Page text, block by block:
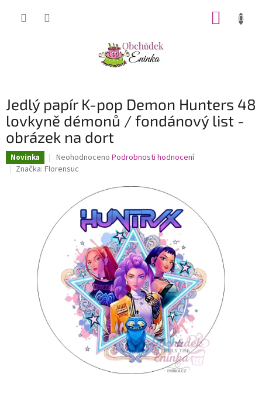
Jedlý papír K-pop Demon Hunters 48
lovkyně démonů / fondánový list -
obrázek na dort
Novinka
Průměrné
hodnocení
5
hvězdiček.
Neohodnoceno Podrobnosti hodnocení
Značka: Florensuc